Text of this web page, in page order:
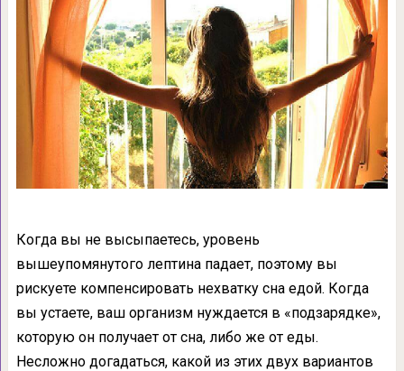
Когда вы не высыпаетесь, уровень
вышеупомянутого лептина падает, поэтому вы
рискуете компенсировать нехватку сна едой. Когда
вы устаете, ваш организм нуждается в «подзарядке»,
которую он получает от сна, либо же от еды.
Несложно догадаться, какой из этих двух вариантов